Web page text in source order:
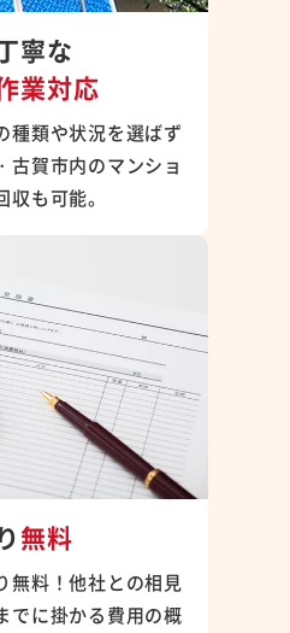
寧な
業対応
種類や状況を選ばず
古賀市内のマンショ
も可能。
無料
無料！他社との相見
でに掛かる費用の概